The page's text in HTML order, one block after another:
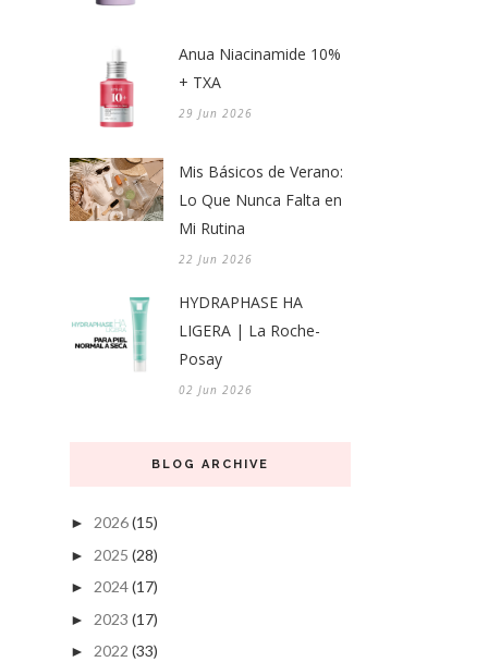
Anua Niacinamide 10%
+ TXA
29 Jun 2026
Mis Básicos de Verano:
Lo Que Nunca Falta en
Mi Rutina
22 Jun 2026
HYDRAPHASE HA
LIGERA | La Roche-
Posay
02 Jun 2026
BLOG ARCHIVE
► 2026(15)
► 2025 (28)
► 2024(17)
► 2023 (17)
► 2022 (33)